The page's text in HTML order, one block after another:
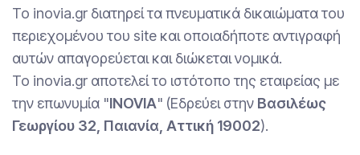
Το inovia.gr διατηρεί τα πνευματικά δικαιώματα του
περιεχομένου του site και οποιαδήποτε αντιγραφή
αυτών απαγορεύεται και διώκεται νομικά.
To inovia.gr αποτελεί το ιστότοπο της εταιρείας με
την επωνυμία "INOVIA" (Eδρεύει στην Βασιλέως
Γεωργίου 32, Παιανία, Αττική 19002).